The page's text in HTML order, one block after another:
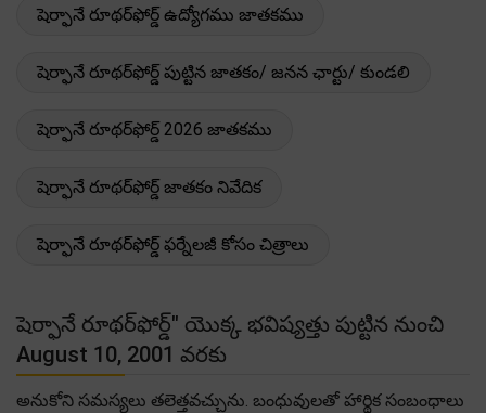
షెర్ఫానే రూథర్‌ఫోర్డ్ ఉద్యోగము జాతకము
షెర్ఫానే రూథర్‌ఫోర్డ్ పుట్టిన జాతకం/ జనన ఛార్టు/ కుండలి
షెర్ఫానే రూథర్‌ఫోర్డ్ 2026 జాతకము
షెర్ఫానే రూథర్‌ఫోర్డ్ జాతకం నివేదిక
షెర్ఫానే రూథర్‌ఫోర్డ్ ఫర్నేలజీ కోసం చిత్రాలు
షెర్ఫానే రూథర్‌ఫోర్డ్" యొక్క భవిష్యత్తు పుట్టిన నుంచి
August 10, 2001 వరకు
అనుకోని సమస్యలు తలెత్తవచ్చును. బంధువులతో హార్థిక సంబంధాలు